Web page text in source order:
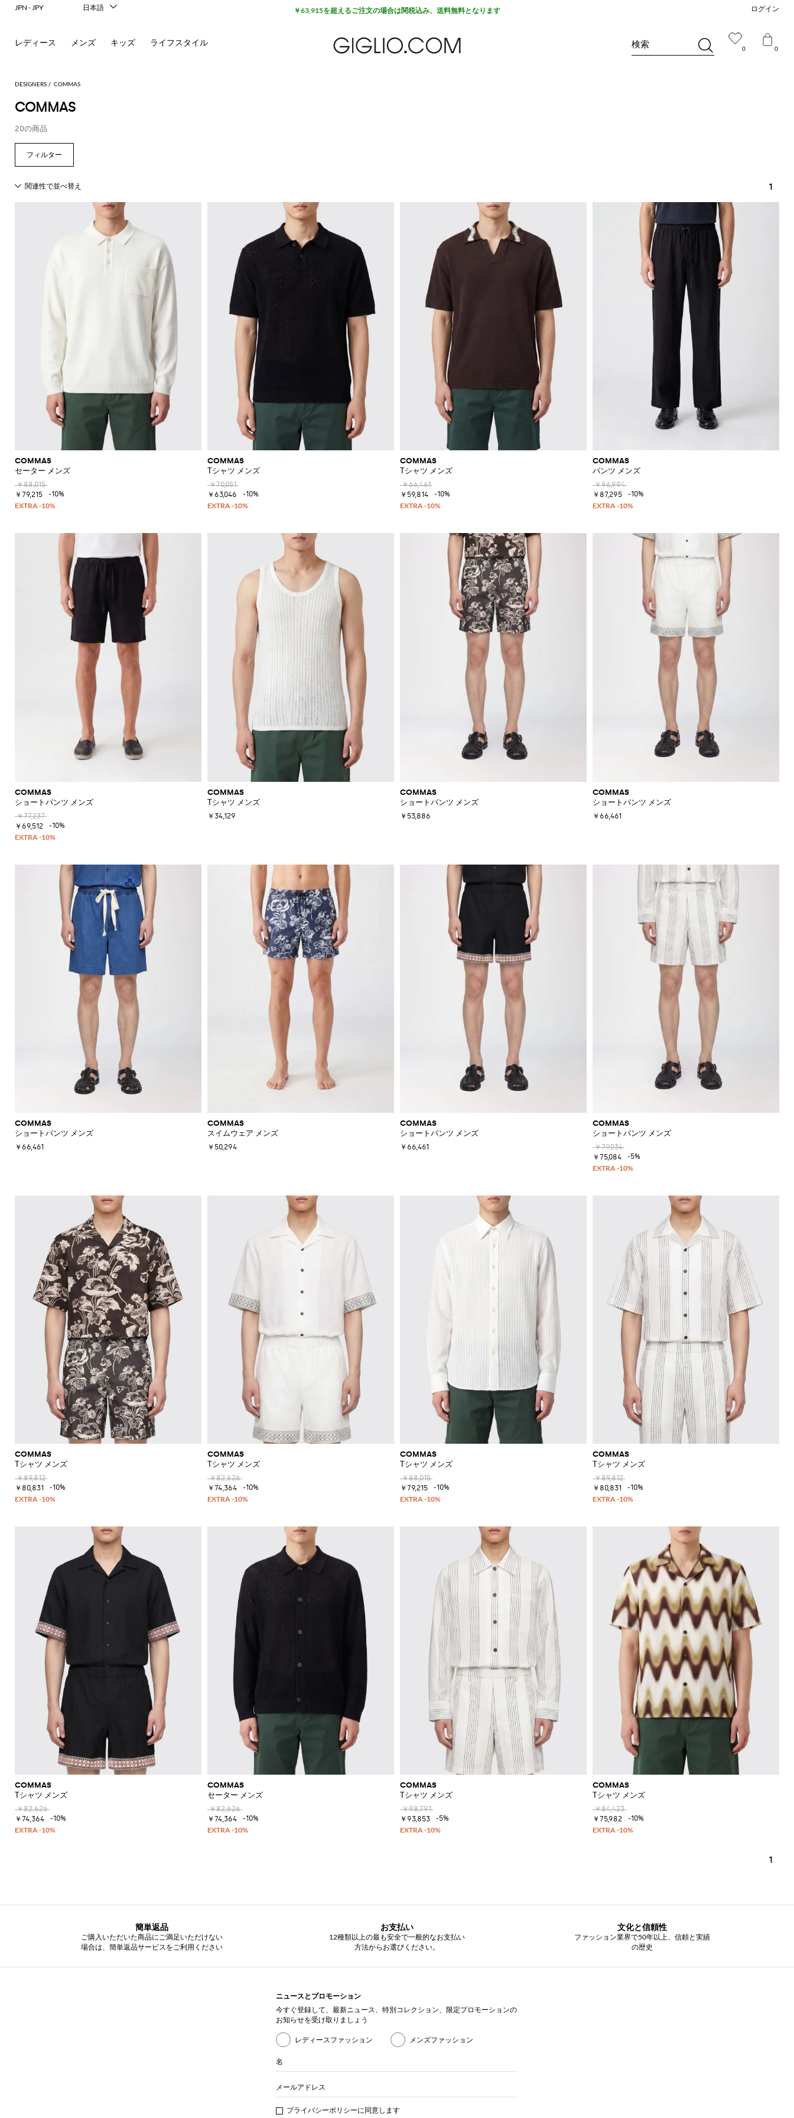
DESIGNERS COMMAS
COMMAS
20の商品
1
COMMAS
セーター メンズ
￥88,015
￥79,215
-10%
COMMAS
Tシャツ メンズ
￥70,051
￥63,046
-10%
COMMAS
Tシャツ メンズ
￥66,461
￥59,814
-10%
COMMAS
パンツ メンズ
￥96,994
￥87,295
-10%
COMMAS
ショートパンツ メンズ
￥77,237
￥69,512
-10%
COMMAS
Tシャツ メンズ
￥34,129
COMMAS
ショートパンツ メンズ
￥53,886
COMMAS
ショートパンツ メンズ
￥66,461
COMMAS
ショートパンツ メンズ
￥66,461
COMMAS
スイムウェア メンズ
￥50,294
COMMAS
ショートパンツ メンズ
￥66,461
COMMAS
ショートパンツ メンズ
￥79,034
￥75,084
-5%
COMMAS
Tシャツ メンズ
￥89,812
￥80,831
-10%
COMMAS
Tシャツ メンズ
￥82,626
￥74,364
-10%
COMMAS
Tシャツ メンズ
￥88,015
￥79,215
-10%
COMMAS
Tシャツ メンズ
￥89,812
￥80,831
-10%
COMMAS
Tシャツ メンズ
￥82,626
￥74,364
-10%
COMMAS
セーター メンズ
￥82,626
￥74,364
-10%
COMMAS
Tシャツ メンズ
￥98,791
￥93,853
-5%
COMMAS
Tシャツ メンズ
￥84,423
￥75,982
-10%
1
0 0
検索
ログイン
レディース メンズ キッズ ライフスタイル
￥63,915を超えるご注文の場合は関税込み、送料無料となります
JPN - JPY
日本語
Français
簡単返品
ご購入いただいた商品にご満足いただけない
場合は、簡単返品サービスをご利用ください
お支払い
12種類以上の最も安全で一般的なお支払い
方法からお選びください。
文化と信頼性
ファッション業界で50年以上、信頼と実績
の歴史
ニュースとプロモーション
今すぐ登録して、最新ニュース、特別コレクション、限定プロモーションの
お知らせを受け取りましょう
レディースファッション メンズファッション
名
メールアドレス
プライバシーポリシーに同意します